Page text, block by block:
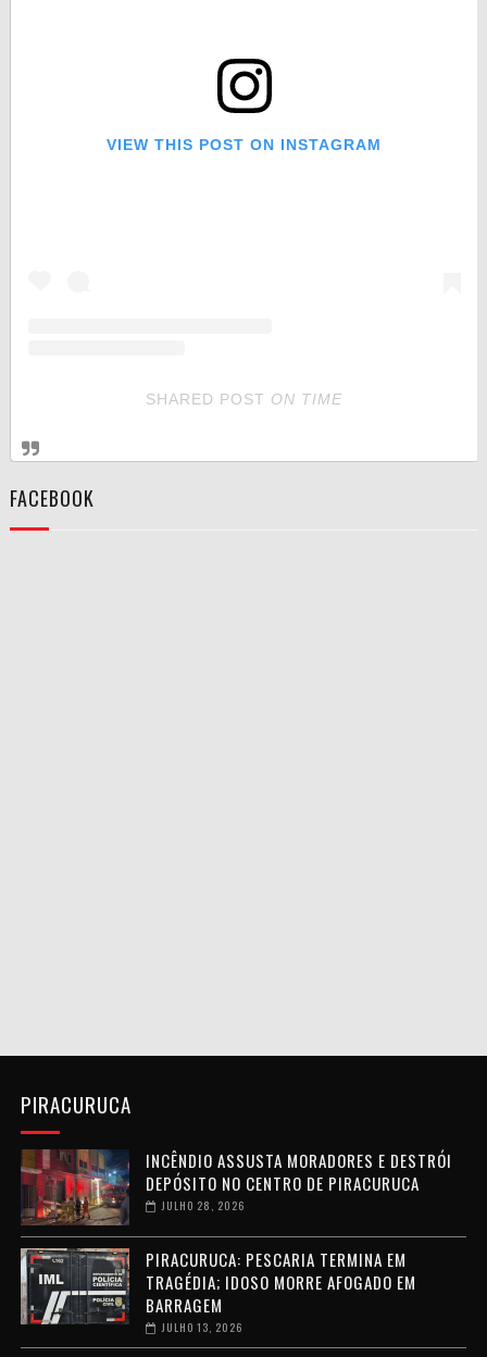
VIEW THIS POST ON INSTAGRAM
SHARED POST ON TIME
FACEBOOK
PIRACURUCA
INCÊNDIO ASSUSTA MORADORES E DESTRÓI
DEPÓSITO NO CENTRO DE PIRACURUCA
JULHO 28, 2026
PIRACURUCA: PESCARIA TERMINA EM
TRAGÉDIA; IDOSO MORRE AFOGADO EM
BARRAGEM
JULHO 13, 2026